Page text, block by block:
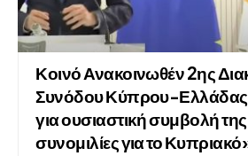
Κοινό Ανακοινωθέν 2ης
Συνόδου Κύπρου-
για ουσιαστική συμβολή
συνομιλίες για το